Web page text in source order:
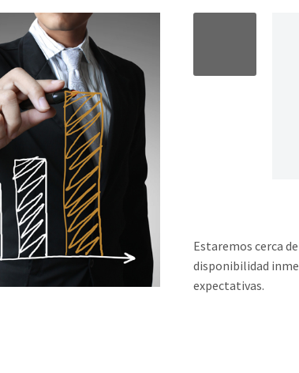
Estaremos cerca
disponibilidad
expectativas.